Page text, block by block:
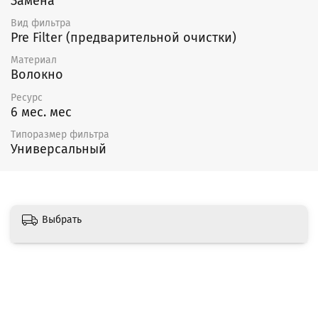
Вид фильтра
Pre Filter (предварительной очистки)
Материал
Волокно
Ресурс
6 мес. мес
Типоразмер фильтра
Универсальный
Выбрать